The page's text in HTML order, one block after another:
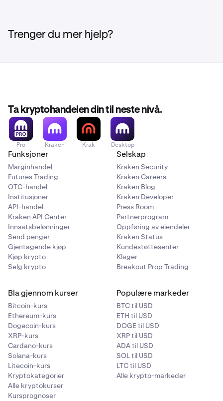
Trenger du mer hjelp?
Ta kryptohandelen din til neste nivå.
Pro Kraken Krak Desktop
Funksjoner
Marginhandel
Futures Trading
OTC-handel
Institusjoner
API-handel
Kraken API Center
Innsatsbelønninger
Send penger
Gjentagende kjøp
Kjøp krypto
Selg krypto
Selskap
Kraken Security
Kraken Careers
Kraken Blog
Kraken Developer
Press Room
Partnerprogram
Oppføring av eiendeler
Kraken Status
Kundestøttesenter
Klager
Breakout Prop Trading
Bla gjennom kurser
Bitcoin-kurs
Ethereum-kurs
Dogecoin-kurs
XRP-kurs
Cardano-kurs
Solana-kurs
Litecoin-kurs
Kryptokategorier
Alle kryptokurser
Kursprognoser
Populære markeder
BTC til USD
ETH til USD
DOGE til USD
XRP til USD
ADA til USD
SOL til USD
LTC til USD
Alle krypto-markeder